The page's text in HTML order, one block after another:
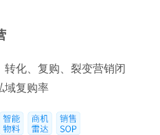
化、复购、裂变营销闭
域复购率